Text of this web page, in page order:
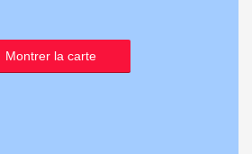
Montrer la carte